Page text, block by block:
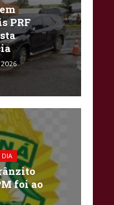
PRF
DIA
foi ao